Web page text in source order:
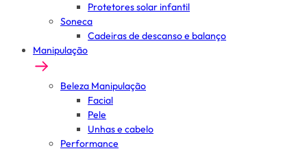
Protetores solar infantil
Soneca
Cadeiras de descanso e balanço
Manipulação
Beleza Manipulação
Facial
Pele
Unhas e cabelo
Performance